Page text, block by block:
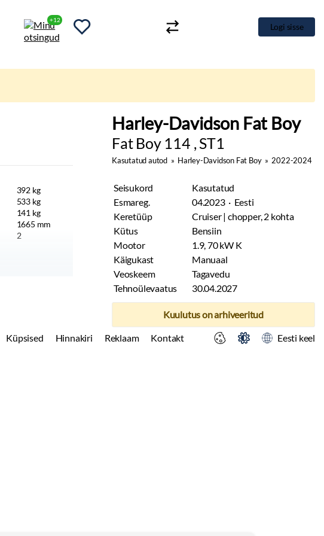
+12
Logi sisse
Fat Boy 114 , ST1
Kasutatud autod » Harley-Davidson Fat Boy» 2022-2024
Seisukord
Kasutatud
Esmareg.
04.2023 · Eesti
Keretüüp
Cruiser | chopper, 2 kohta
Kütus
Bensiin
Mootor
1.9, 70 kW K
Käigukast
Manuaal
Veoskeem
Tagavedu
Tehnoülevaatus
30.04.2027
Kuulutus on arhiveeritud
392 kg
533 kg
141 kg
1665 mm
2
Küpsised Hinnakiri Reklaam Kontakt Eesti keel